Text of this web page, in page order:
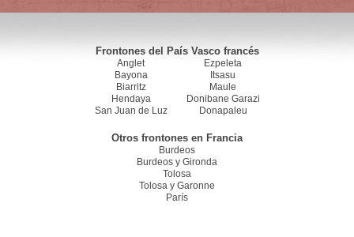
Frontones del País Vasco francés
Anglet
Bayona
Biarritz
Hendaya
San Juan de Luz
Ezpeleta
Itsasu
Maule
Donibane Garazi
Donapaleu
Otros frontones en Francia
Burdeos
Burdeos y Gironda
Tolosa
Tolosa y Garonne
París